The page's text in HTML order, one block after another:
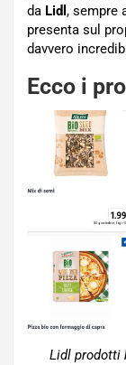
da Lidl , sempre
presenta sul
davvero
Ecco i
Lidl prodotti